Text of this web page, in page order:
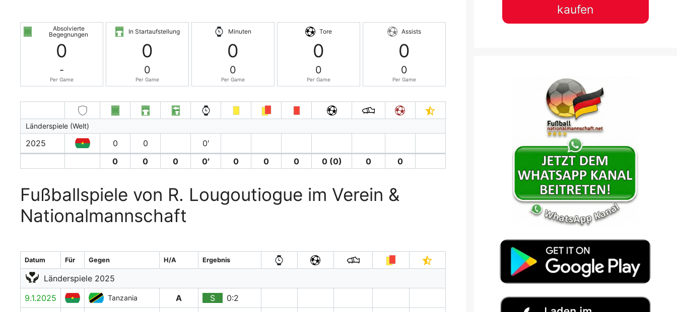
Absolvierte
Begegnungen
0
-
Per Game
In Startaufstellung
0
0
Per Game
Minuten
0
0
Per Game
Tore
0
0
Per Game
Assists
0
0
Per Game
Länderspiele (Welt)
2025 0 0
0′
0
0 0 0′ 0 0 0 0 (0) 0 0
Fußballspiele von R. Lougoutiogue im Verein &
Nationalmannschaft
Datum Für Gegen H/A Ergebnis
Länderspiele 2025
9.1.2025
Tanzania A S
0:2
kaufen